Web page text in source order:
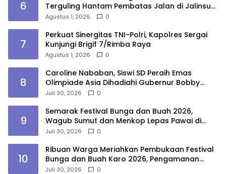
6
Terguling Hantam Pembatas Jalan di Jalinsum
Sergai
Agustus 1, 2026 0
7
Perkuat Sinergitas TNI-Polri, Kapolres Sergai
Kunjungi Brigif 7/Rimba Raya
Agustus 1, 2026 0
8
Caroline Nababan, Siswi SD Peraih Emas
Olimpiade Asia Dihadiahi Gubernur Bobby
Nasution Beasiswa Hingga Rumah
Juli 30, 2026 0
9
Semarak Festival Bunga dan Buah 2026,
Wagub Sumut dan Menkop Lepas Pawai di
Berastagi
Juli 30, 2026 0
10
Ribuan Warga Meriahkan Pembukaan Festival
Bunga dan Buah Karo 2026, Pengamanan
Gabungan Berjalan Maksimal
Juli 30, 2026 0